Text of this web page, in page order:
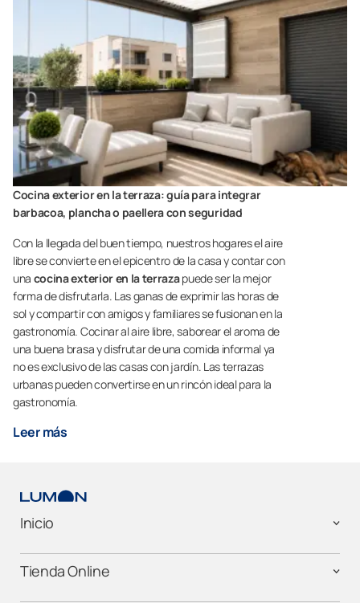
Cocina exterior en la terraza: guía para integrar
barbacoa, plancha o paellera con seguridad
Con la llegada del buen tiempo, nuestros hogares el aire
libre se convierte en el epicentro de la casa y contar con
una cocina exterior en la terrazapuede ser la mejor
forma de disfrutarla. Las ganas de exprimir las horas de
sol y compartir con amigos y familiares se fusionan en la
gastronomía. Cocinar al aire libre, saborear el aroma de
una buena brasa y disfrutar de una comida informal ya
no es exclusivo de las casas con jardín. Las terrazas
urbanas pueden convertirse en un rincón ideal para la
gastronomía.
Leer más
Inicio
Tienda Online